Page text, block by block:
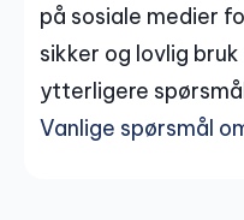
på sosiale medier
sikker og lovlig
ytterligere
Vanlige spørsmål